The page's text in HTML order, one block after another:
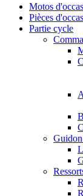
Motos
Pièces
Partie cycle
Guidon